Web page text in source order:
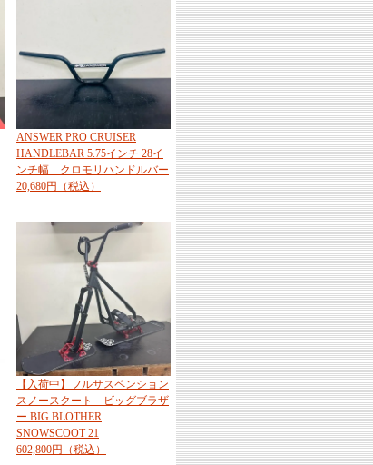
ANSWER PRO CRUISER
HANDLEBAR 5.75インチ 28イ
ンチ幅 クロモリハンドルバー
20,680円（税込）
【入荷中】フルサスペンション
スノースクート ビッグブラザ
ー BIG BLOTHER
SNOWSCOOT 21
602,800円（税込）